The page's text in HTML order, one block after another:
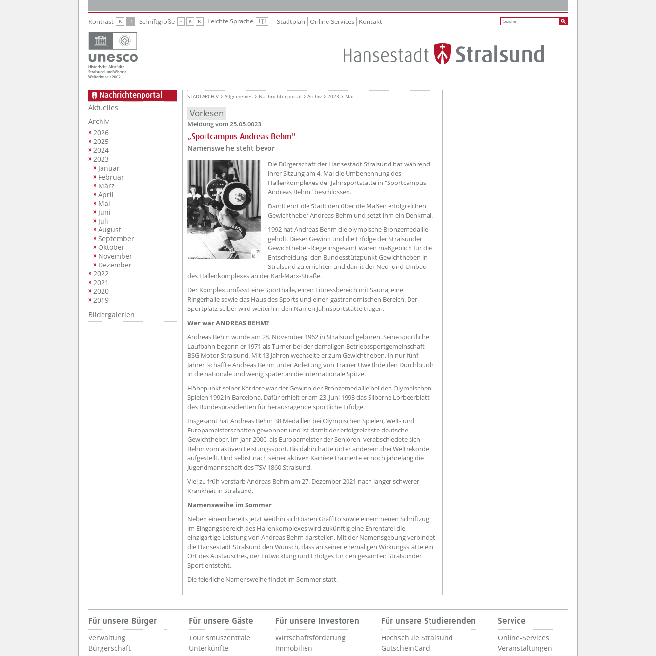
Kontrast K K Schriftgröße K K K Leichte Sprache Leichte Sprache
Stadtplan Online-Services Kontakt
Nachrichtenportal
Aktuelles
Archiv
2026
2025
2024
2023
Januar
Februar
März
April
Mai
Juni
Juli
August
September
Oktober
November
Dezember
2022
2021
2020
2019
Bildergalerien
STADTARCHIV Allgemeines Nachrichtenportal Archiv 2023 Mai
Vorlesen
Meldung vom 25.05.0023
„Sportcampus Andreas Behm"
Namensweihe steht bevor
??? absaetzeOben[1]/titel ???
Die Bürgerschaft der Hansestadt Stralsund hat während
ihrer Sitzung am 4. Mai die Umbenennung des
Hallenkomplexes der Jahnsportstätte in "Sportcampus
Andreas Behm" beschlossen.
Damit ehrt die Stadt den über die Maßen erfolgreichen
Gewichtheber Andreas Behm und setzt ihm ein Denkmal.
1992 hat Andreas Behm die olympische Bronzemedaille
geholt. Dieser Gewinn und die Erfolge der Stralsunder
Gewichtheber-Riege insgesamt waren maßgeblich für die
Entscheidung, den Bundesstützpunkt Gewichtheben in
Stralsund zu errichten und damit der Neu- und Umbau
des Hallenkomplexes an der Karl-Marx-Straße.
Der Komplex umfasst eine Sporthalle, einen Fitnessbereich mit Sauna, eine
Ringerhalle sowie das Haus des Sports und einen gastronomischen Bereich. Der
Sportplatz selber wird weiterhin den Namen Jahnsportstätte tragen.
Wer war ANDREAS BEHM?
Andreas Behm wurde am 28. November 1962 in Stralsund geboren. Seine sportliche
Laufbahn begann er 1971 als Turner bei der damaligen Betriebssportgemeinschaft
BSG Motor Stralsund. Mit 13 Jahren wechselte er zum Gewichtheben. In nur fünf
Jahren schaffte Andreas Behm unter Anleitung von Trainer Uwe Ihde den Durchbruch
in die nationale und wenig später an die internationale Spitze.
Höhepunkt seiner Karriere war der Gewinn der Bronzemedaille bei den Olympischen
Spielen 1992 in Barcelona. Dafür erhielt er am 23. Juni 1993 das Silberne Lorbeerblatt
des Bundespräsidenten für herausragende sportliche Erfolge.
Insgesamt hat Andreas Behm 38 Medaillen bei Olympischen Spielen, Welt- und
Europameisterschaften gewonnen und ist damit der erfolgreichste deutsche
Gewichtheber. Im Jahr 2000, als Europameister der Senioren, verabschiedete sich
Behm vom aktiven Leistungssport. Bis dahin hatte unter anderem drei Weltrekorde
aufgestellt. Und selbst nach seiner aktiven Karriere trainierte er noch jahrelang die
Jugendmannschaft des TSV 1860 Stralsund.
Viel zu früh verstarb Andreas Behm am 27. Dezember 2021 nach langer schwerer
Krankheit in Stralsund.
Namensweihe im Sommer
Neben einem bereits jetzt weithin sichtbaren Graffito sowie einem neuen Schriftzug
im Eingangsbereich des Hallenkomplexes wird zukünftig eine Ehrentafel die
einzigartige Leistung von Andreas Behm darstellen. Mit der Namensgebung verbindet
die Hansestadt Stralsund den Wunsch, dass an seiner ehemaligen Wirkungsstätte ein
Ort des Austausches, der Entwicklung und Erfolges für den gesamten Stralsunder
Sport entsteht.
Die feierliche Namensweihe findet im Sommer statt.
Für unsere Bürger
Verwaltung
Bürgerschaft
Für unsere Gäste
Tourismuszentrale
Unterkünfte
Für unsere Investoren
Wirtschaftsförderung
Immobilien
Für unsere Studierenden
Hochschule Stralsund
GutscheinCard
Service
Online-Services
Veranstaltungen